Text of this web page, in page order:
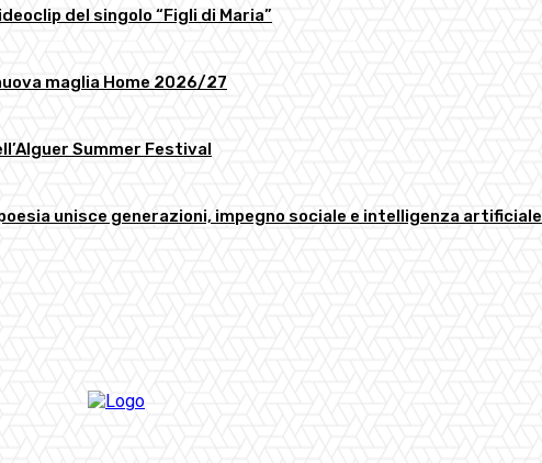
del singolo “Figli di Maria”
maglia Home 2026/27
Summer Festival
unisce generazioni, impegno sociale e intelligenza artificiale